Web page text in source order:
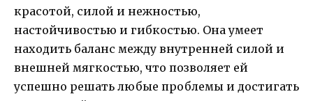
красотой, силой и нежностью,
настойчивостью и гибкостью. Она умеет
находить баланс между внутренней силой и
внешней мягкостью, что позволяет ей
успешно решать любые проблемы и достигать